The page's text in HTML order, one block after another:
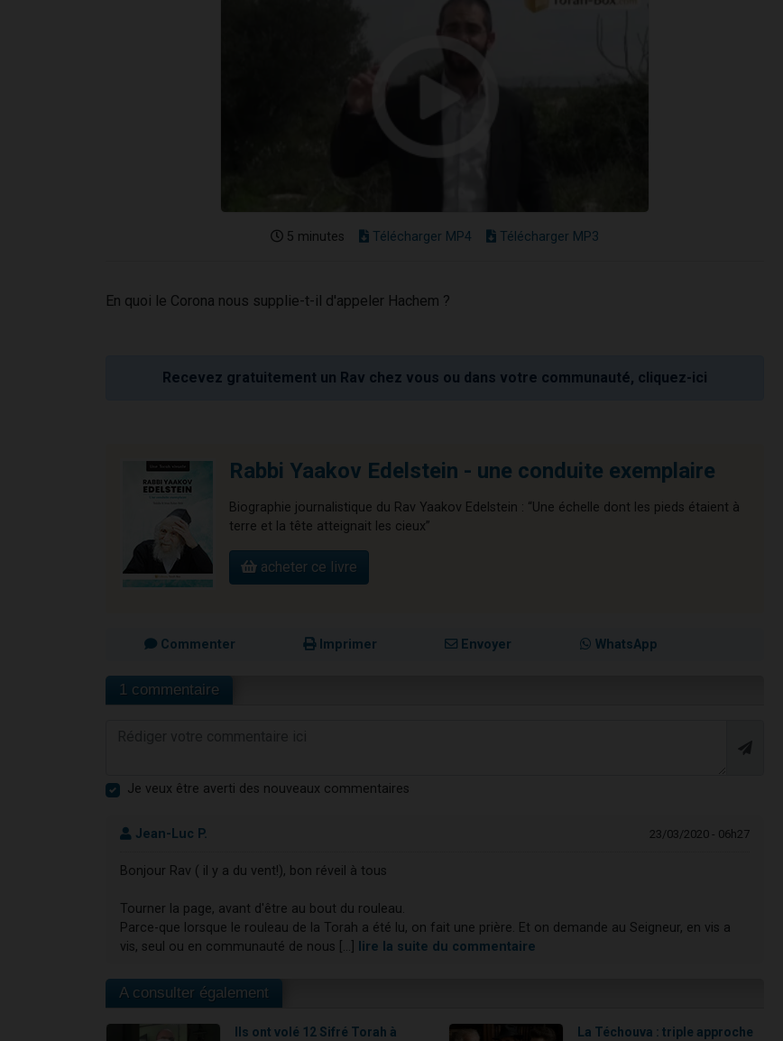
5 minutes Télécharger MP4 Télécharger MP3
En quoi le Corona nous supplie-t-il d'appeler Hachem ?
Recevez gratuitement un Rav chez vous ou dans votre communauté, cliquez-ici
Rabbi Yaakov Edelstein - une conduite exemplaire
Biographie journalistique du Rav Yaakov Edelstein : “Une échelle dont les pieds étaient à
terre et la tête atteignait les cieux”
acheter ce livre
Commenter Imprimer Envoyer WhatsApp
1 commentaire
Je veux être averti des nouveaux commentaires
Jean-Luc P. 23/03/2020 - 06h27
Bonjour Rav ( il y a du vent!), bon réveil à tous
Tourner la page, avant d'être au bout du rouleau.
Parce-que lorsque le rouleau de la Torah a été lu, on fait une prière. Et on demande au Seigneur, en vis a
vis, seul ou en communauté de nous [...]
lire la suite du commentaire
A consulter également
Ils ont volé 12 Sifré Torah à
La Téchouva : triple approche